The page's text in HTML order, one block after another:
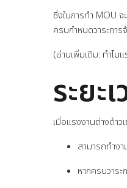
ซึ่งในการทำ MOU
ครบกำหนดวาระกา
(อ่านเพิ่มเติม: ทำไม
ระยะ
เมื่อแรงงานต่างด้าว
สามารถทำง
หากครบวาร